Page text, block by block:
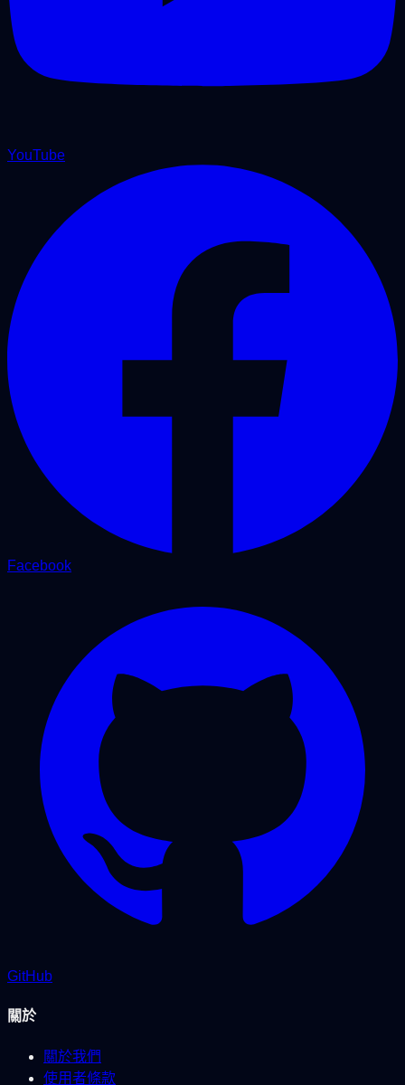
YouTube
Facebook
GitHub
關於
關於我們
使用者條款